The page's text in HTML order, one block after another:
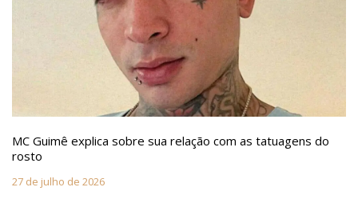
MC Guimê explica sobre sua relação com as tatuagens do
rosto
27 de julho de 2026